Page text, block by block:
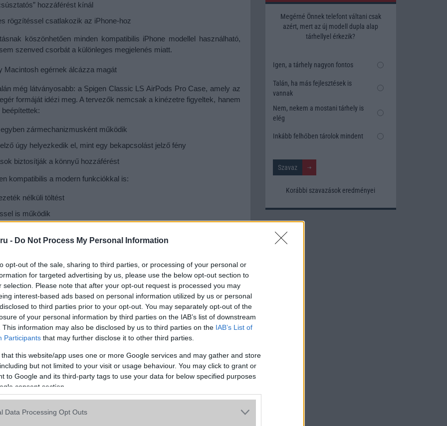
- Do Not Process My Personal Information
opt-out of the sale, sharing to third parties, or processing of your personal or
for targeted advertising by us, please use the below opt-out section to
selection. Please note that after your opt-out request is processed you may
interest-based ads based on personal information utilized by us or personal
to third parties prior to your opt-out. You may separately opt-out of the
of your personal information by third parties on the IAB’s list of downstream
This information may also be disclosed by us to third parties on the IAB’s List of
Participants that may further disclose it to other third parties.
that this website/app uses one or more Google services and may gather and store
but not limited to your visit or usage behaviour. You may click to grant or
to Google and its third-party tags to use your data for below specified purposes
consent section.
Data Processing Opt Outs
hozzáférést kínál
rögzítéssel csatlakozik az iPhone-hoz
köszönhetően minden kompatibilis iPhone modellel használható,
szenved csorbát a különleges megjelenés miatt.
Macintosh egérnek álcázza magát
még látványosabb: a Spigen Classic LS AirPods Pro Case, amely az
formáját idézi meg. A tervezők nemcsak a kinézetre figyeltek, hanem
egyben zármechanizmusként működik
úgy helyezkedik el, mint egy bekapcsolást jelző fény
biztosítják a könnyű hozzáférést
kompatibilis a modern funkciókkal is:
nélküli töltést
is működik
AirPods Pro 3 modellel kompatibilis.
kéz a kézben
az volt, hogy ötvözze a retró hangulatot a modern
A visszajelzések alapján ez sikerült is: a pénztárca stabilan tartja a
ki, de nem is szorulnak be, az AirPods tok védi a készüléket esések
Megérné Önnek telefont váltani csak
azért, mert az új modell dupla alap
tárhellyel érkezik?
Igen, a tárhely nagyon fontos
Talán, ha más fejlesztések is
vannak
Nem, nekem a mostani tárhely is
elég
Inkább felhőben tárolok mindent
Korábbi szavazások eredményei